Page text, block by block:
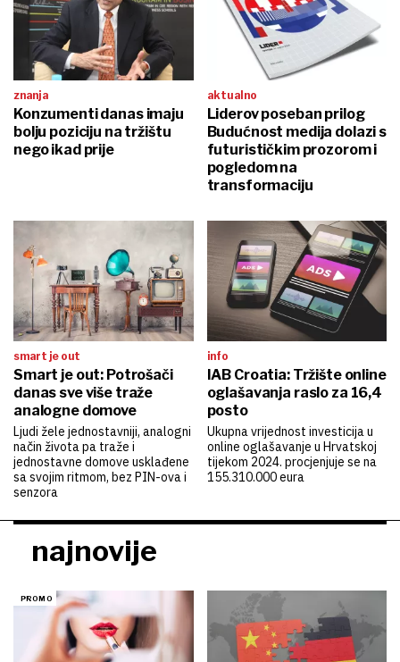
znanja
Konzumenti danas imaju
bolju poziciju na tržištu
nego ikad prije
aktualno
Liderov poseban prilog
Budućnost medija dolazi s
futurističkim prozorom i
pogledom na
transformaciju
smart je out
Smart je out: Potrošači
danas sve više traže
analogne domove
Ljudi žele jednostavniji, analogni
način života pa traže i
jednostavne domove usklađene
sa svojim ritmom, bez PIN-ova i
senzora
info
IAB Croatia: Tržište online
oglašavanja raslo za 16,4
posto
Ukupna vrijednost investicija u
online oglašavanje u Hrvatskoj
tijekom 2024. procjenjuje se na
155.310.000 eura
najnovije